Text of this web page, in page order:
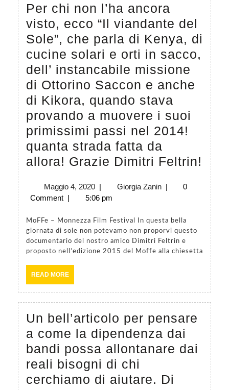
Per chi non l’ha ancora
visto, ecco “Il viandante del
Sole”, che parla di Kenya, di
cucine solari e orti in sacco,
dell’ instancabile missione
di Ottorino Saccon e anche
di Kikora, quando stava
provando a muovere i suoi
primissimi passi nel 2014!
quanta strada fatta da
allora! Grazie Dimitri Feltrin! Per
chi
non
l’ha
“Il
del
che
di
Maggio 4, 2020Maggio
4,
| Giorgia ZaninGiorgia
|
0
Comment | 5:06 pm
MoFFe – Monnezza Film Festival In questa bella
giornata di sole non potevamo non proporvi questo
documentario del nostro amico Dimitri Feltrin e
proposto nell’edizione 2015 del Moffe alla chiesetta
READ MOREREAD
MORE
Un bell’articolo per pensare
a come la dipendenza dai
bandi possa allontanare dai
reali bisogni di chi
cerchiamo di aiutare. Di